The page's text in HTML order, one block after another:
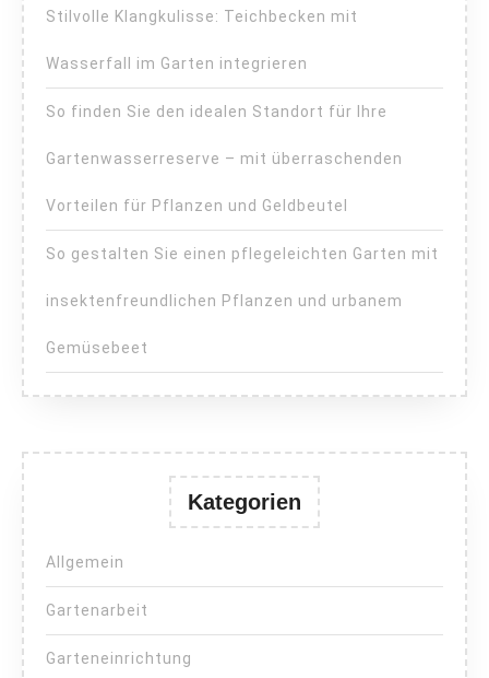
Stilvolle Klangkulisse: Teichbecken mit
Wasserfall im Garten integrieren
So finden Sie den idealen Standort für Ihre
Gartenwasserreserve – mit überraschenden
Vorteilen für Pflanzen und Geldbeutel
So gestalten Sie einen pflegeleichten Garten mit
insektenfreundlichen Pflanzen und urbanem
Gemüsebeet
Kategorien
Allgemein
Gartenarbeit
Garteneinrichtung